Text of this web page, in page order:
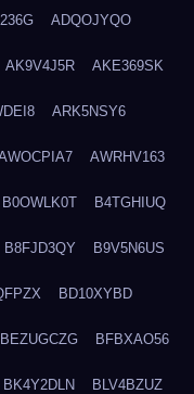
ADQOJYQO
AK9V4J5R AKE369SK
ARK5NSY6
AWRHV163
B0OWLK0T B4TGHIUQ
B8FJD3QY B9V5N6US
BD10XYBD
BEZUGCZG BFBXAO56
BK4Y2DLN BLV4BZUZ